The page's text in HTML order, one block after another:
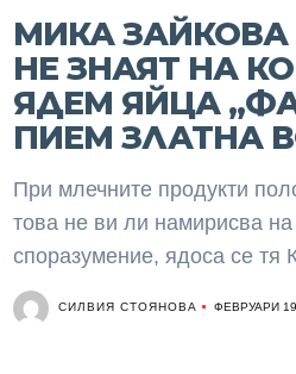
МИКА ЗАЙКОВА
НЕ ЗНАЯТ НА
ЯДЕМ ЯЙЦА
ПИЕМ ЗЛАТНА
При млечните продукти
това не ви ли намирисва на
споразумение, ядоса се тя
СИЛВИЯ СТОЯНОВА ФЕВРУАРИ